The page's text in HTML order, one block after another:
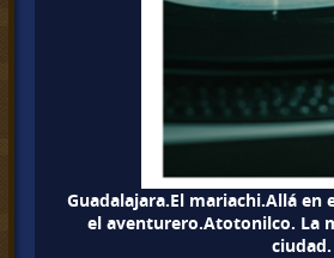
Guadalajara.El mariachi.Allá en
el aventurero.Atotonilco. La